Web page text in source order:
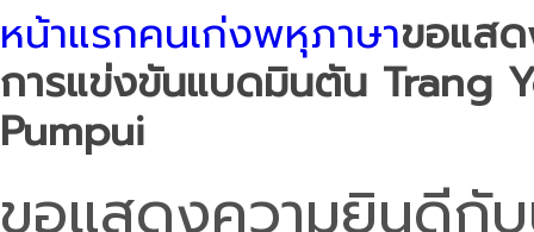
หน้าแรกคนเก่งพหุภาษาขอแส
การแข่งขันแบดมินตัน Trang
Pumpui
ขอแสดงความยินดีกับ